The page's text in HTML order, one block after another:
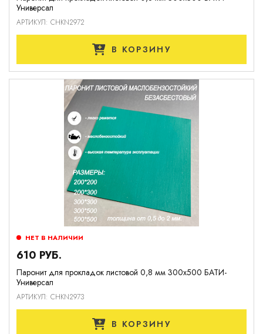
Универсал
АРТИКУЛ: CHKN2972
В КОРЗИНУ
Паронит для прокладок листовой 0,8 мм 300х500 БАТИ-
Универсал
АРТИКУЛ: CHKN2973
НЕТ В НАЛИЧИИ
610 РУБ.
В КОРЗИНУ